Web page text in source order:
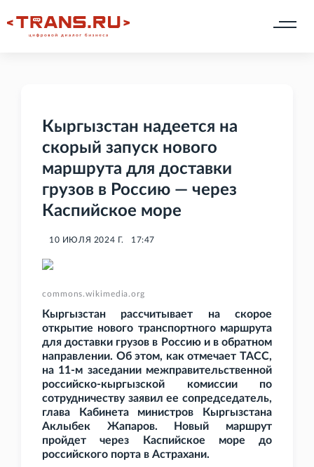
Кыргызстан надеется на
скорый запуск нового
маршрута для доставки
грузов в Россию — через
Каспийское море
10 ИЮЛЯ 2024 Г. 17:47
commons.wikimedia.org
Кыргызстан рассчитывает на скорое
открытие нового транспортного маршрута
для доставки грузов в Россию и в обратном
направлении. Об этом, как отмечает ТАСС,
на 11-м заседании межправительственной
российско-кыргызской комиссии по
сотрудничеству заявил ее сопредседатель,
глава Кабинета министров Кыргызстана
Аклыбек Жапаров. Новый маршрут
пройдет через Каспийское море до
российского порта в Астрахани.